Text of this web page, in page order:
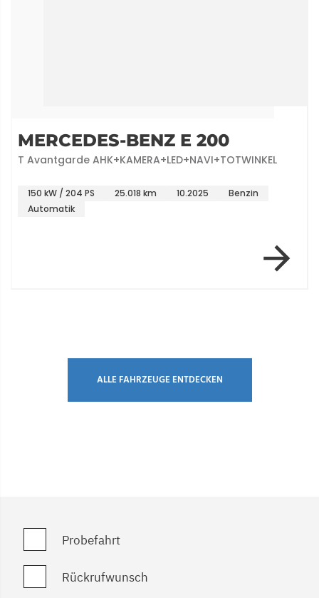
MERCEDES-BENZ E 200
T Avantgarde AHK+KAMERA+LED+NAVI+TOTWINKEL
150 kW / 204 PS 25.018 km 10.2025
Benzin
Automatik
ALLE FAHRZEUGE ENTDECKEN
Probefahrt
Rückrufwunsch